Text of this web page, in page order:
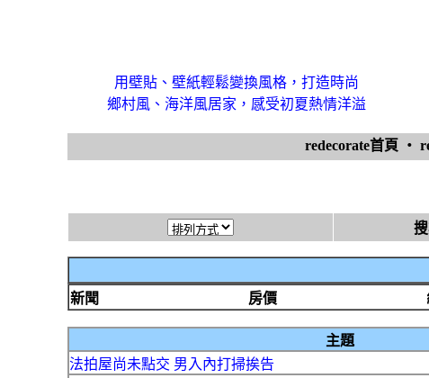
用壁貼、壁紙輕鬆變換風格，打造時尚
鄉村風、海洋風居家，感受初夏熱情洋溢
redecorate首頁 ‧
新聞
房價
主題
法拍屋尚未點交 男入內打掃挨告